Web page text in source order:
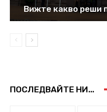
Вижте какво реши
ПОСЛЕДВАЙТЕ НИ...